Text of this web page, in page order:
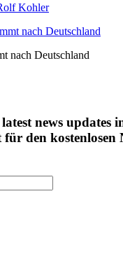
Kohler
nach Deutschland
news updates
den kostenlosen